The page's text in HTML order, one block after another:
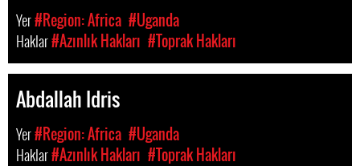
Yer#Region: Africa #Uganda
Haklar#Azınlık Hakları #Toprak Hakları
Abdallah Idris
Yer#Region: Africa #Uganda
Haklar#Azınlık Hakları #Toprak Hakları